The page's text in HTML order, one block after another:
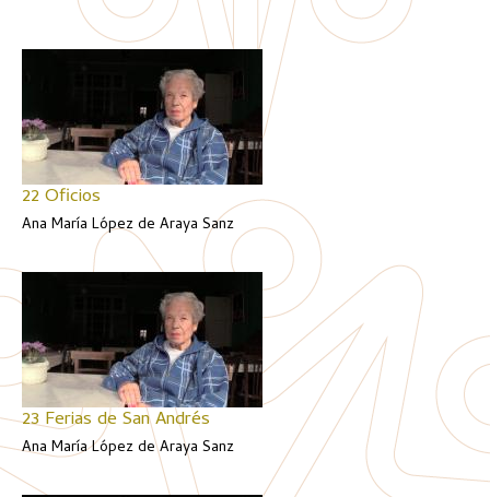
22 Oficios
Ana María López de Araya Sanz
23 Ferias de San Andrés
Ana María López de Araya Sanz